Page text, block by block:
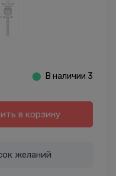
⬤ В наличии 3
в корзину
желаний